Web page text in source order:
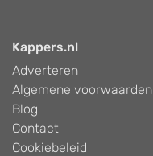
Kappers.nl
Adverteren
Algemene voorwaarden
Blog
Contact
Cookiebeleid